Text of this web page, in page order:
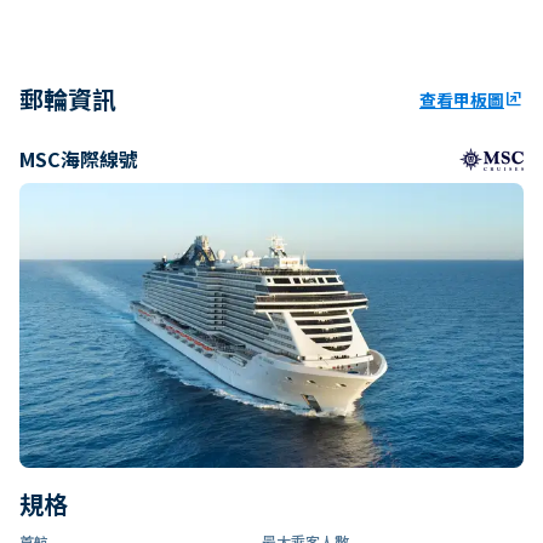
郵輪資訊 查看甲板圖ungroup
MSC海際線號
規格